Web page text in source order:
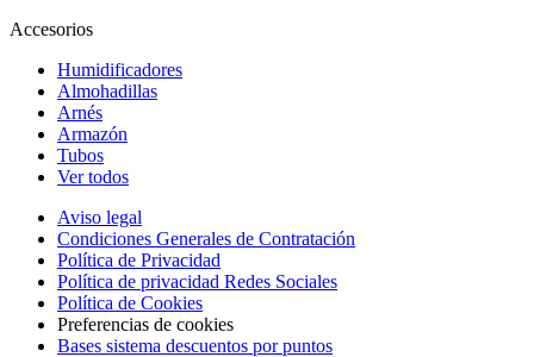
Accesorios
Humidificadores
Almohadillas
Arnés
Armazón
Tubos
Ver todos
Aviso legal
Condiciones Generales de Contratación
Política de Privacidad
Política de privacidad Redes Sociales
Política de Cookies
Preferencias de cookies
Bases sistema descuentos por puntos